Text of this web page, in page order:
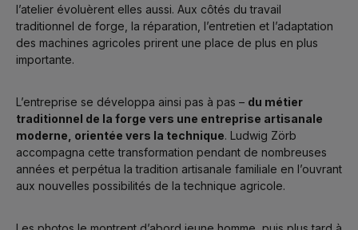
l’atelier évoluèrent elles aussi. Aux côtés du travail
traditionnel de forge, la réparation, l’entretien et l’adaptation
des machines agricoles prirent une place de plus en plus
importante.
L’entreprise se développa ainsi pas à pas – du métier
traditionnel de la forge vers une entreprise artisanale
moderne, orientée vers la technique. Ludwig Zörb
accompagna cette transformation pendant de nombreuses
années et perpétua la tradition artisanale familiale en l’ouvrant
aux nouvelles possibilités de la technique agricole.